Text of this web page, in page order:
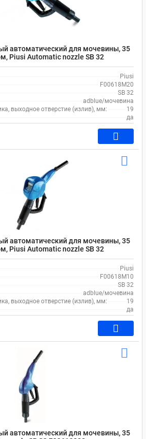
автоматический для мочевины, 35
Piusi Automatic nozzle SB 32
Piusi
F00618M20
SB 32
adblue/мочевина
выходное отверстие (излив), мм:
19
да
автоматический для мочевины, 35
Piusi Automatic nozzle SB 32
Piusi
F00618M10
SB 32
adblue/мочевина
выходное отверстие (излив), мм:
19
да
автоматический для мочевины, 35